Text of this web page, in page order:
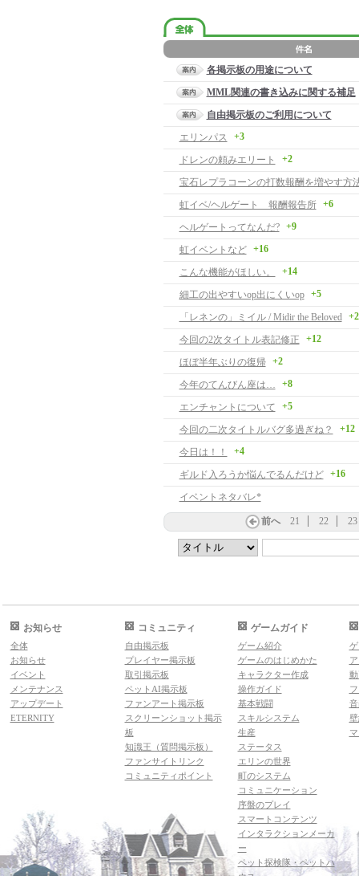
各掲示板の用途について
MML関連の書き込みに関する補足
自由掲示板のご利用について
エリンパス
+3
ドレンの頼みエリート +2
宝石レプラコーンの打数報酬を増やす方
虹イベ/ヘルゲート 報酬報告所
+6
ヘルゲートってなんだ? +9
虹イベントなど +16
こんな機能がほしい。 +14
細工の出やすいop出にくいop +5
「レネンの」ミイル / Midir the Beloved +2
今回の2次タイトル表記修正 +12
ほぼ半年ぶりの復帰 +2
今年のてんびん座は… +8
エンチャントについて +5
今回の二次タイトルバグ多過ぎね？ +12
今日は！！ +4
ギルド入ろうか悩んでるんだけど +16
イベントネタバレ*
前へ 21 22 23
お知らせ
全体
お知らせ
イベント
メンテナンス
アップデート
ETERNITY
コミュニティ
自由掲示板
プレイヤー掲示板
取引掲示板
ペットAI掲示板
ファンアート掲示板
スクリーンショット掲示
板
知識王（質問掲示板）
ファンサイトリンク
コミュニティポイント
ゲームガイド
ゲーム紹介
ゲームのはじめかた
キャラクター作成
操作ガイド
基本戦闘
スキルシステム
生産
ステータス
エリンの世界
町のシステム
コミュニケーション
序盤のプレイ
スマートコンテンツ
インタラクションメーカ
ー
ペット探検隊・ペットハ